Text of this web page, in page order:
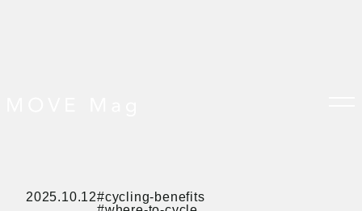
2025.10.12
cycling-benefits